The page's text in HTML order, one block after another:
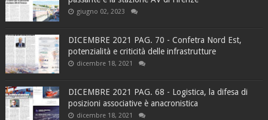
giugno 02, 2023
DICEMBRE 2021 PAG. 70 - Confetra Nord Est,
potenzialità e criticità delle infrastrutture
dicembre 18, 2021
DICEMBRE 2021 PAG. 68 - Logistica, la difesa di
posizioni associative è anacronistica
dicembre 18, 2021